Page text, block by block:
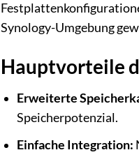
Synology-Umgebung
Hauptvorteile
Erweiterte
Speicherpotenzial.
Einfache Integration: